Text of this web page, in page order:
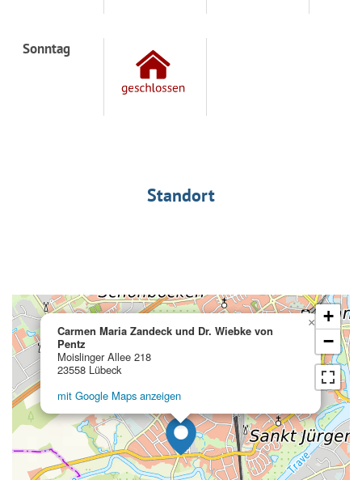
Sonntag
Standort
Carmen Maria Zandeck und Dr. Wiebke von
Pentz
Moislinger Allee 218
23558 Lübeck
mit Google Maps anzeigen
×
+
−